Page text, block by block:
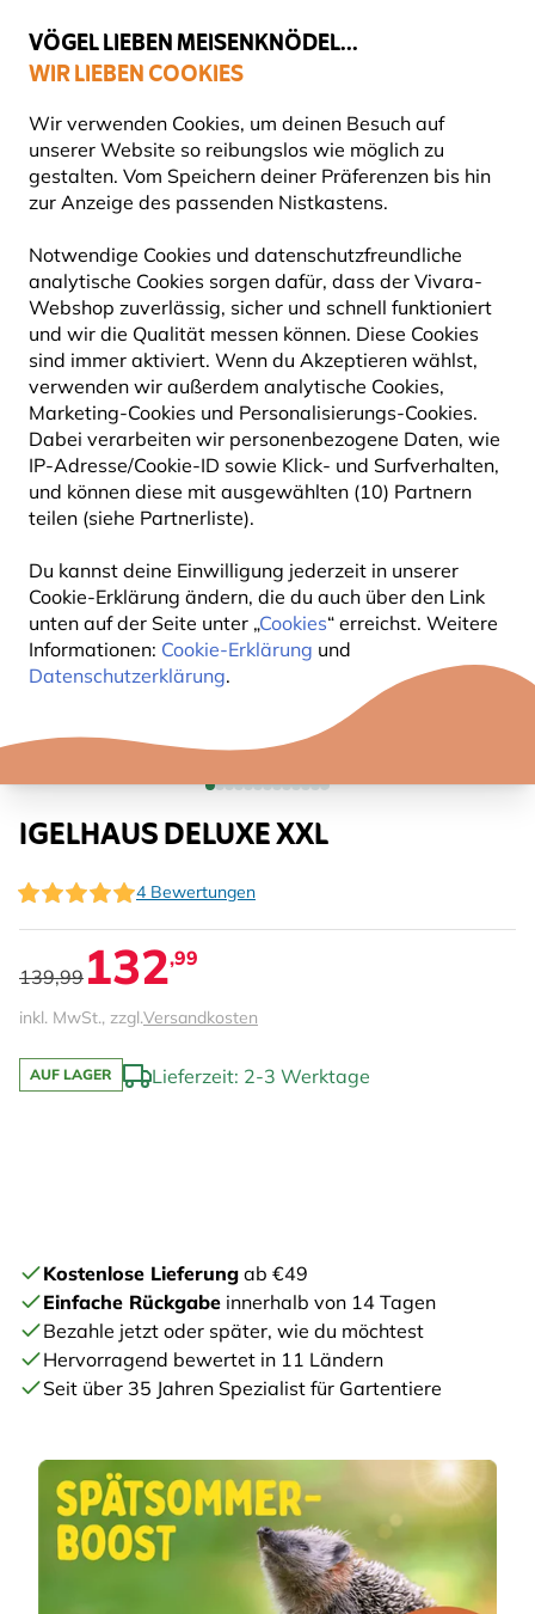
VÖGEL LIEBEN MEISENKNÖDEL...
WIR LIEBEN COOKIES
Wir verwenden Cookies, um deinen Besuch auf
unserer Website so reibungslos wie möglich zu
gestalten. Vom Speichern deiner Präferenzen bis hin
zur Anzeige des passenden Nistkastens.
Notwendige Cookies und datenschutzfreundliche
analytische Cookies sorgen dafür, dass der Vivara-
Webshop zuverlässig, sicher und schnell funktioniert
und wir die Qualität messen können. Diese Cookies
sind immer aktiviert. Wenn du Akzeptieren wählst,
verwenden wir außerdem analytische Cookies,
Marketing-Cookies und Personalisierungs-Cookies.
Dabei verarbeiten wir personenbezogene Daten, wie
IP-Adresse/Cookie-ID sowie Klick- und Surfverhalten,
und können diese mit ausgewählten (10) Partnern
teilen (siehe Partnerliste).
Du kannst deine Einwilligung jederzeit in unserer
Cookie-Erklärung ändern, die du auch über den Link
unten auf der Seite unter „Cookies“ erreichst. Weitere
Informationen: Cookie-Erklärung und
Datenschutzerklärung.
Gratis Versand ab 49 €
Produkte für Gartentiere Produkte für Igel
5% RABATT
IGELHAUS DELUXE XXL
4 Bewertungen
139,99 132,99
inkl. MwSt., zzgl.Versandkosten
AUF LAGER Lieferzeit: 2-3 Werktage
Kostenlose Lieferung ab €49
Einfache Rückgabe innerhalb von 14 Tagen
Bezahle jetzt oder später, wie du möchtest
Hervorragend bewertet in 11 Ländern
Seit über 35 Jahren Spezialist für Gartentiere